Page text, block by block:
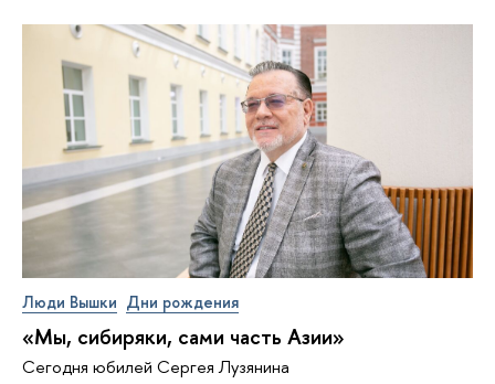
Люди Вышки Дни рождения
«Мы, сибиряки, сами часть Азии»
Сегодня юбилей Сергея Лузянина